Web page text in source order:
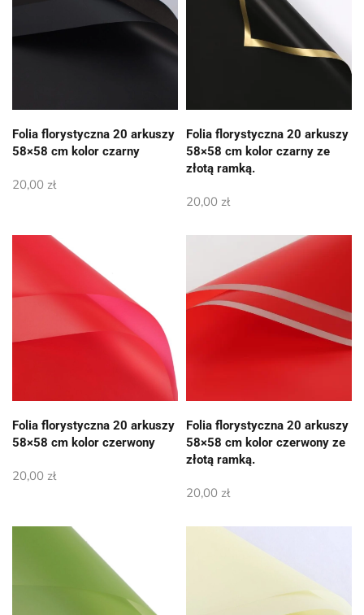
Folia florystyczna 20 arkuszy
58×58 cm kolor czarny
20,00 zł
Folia florystyczna 20 arkuszy
58×58 cm kolor czarny ze
złotą ramką.
20,00 zł
Folia florystyczna 20 arkuszy
58×58 cm kolor czerwony
20,00 zł
Folia florystyczna 20 arkuszy
58×58 cm kolor czerwony ze
złotą ramką.
20,00 zł